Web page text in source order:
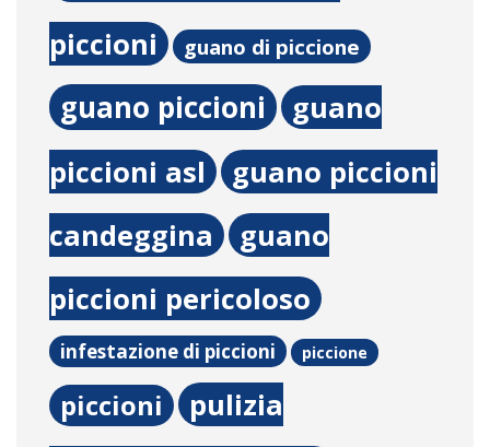
piccioni
guano di piccione
guano piccioni
guano
piccioni asl
guano piccioni
candeggina
guano
piccioni pericoloso
infestazione di piccioni piccione
piccioni
pulizia